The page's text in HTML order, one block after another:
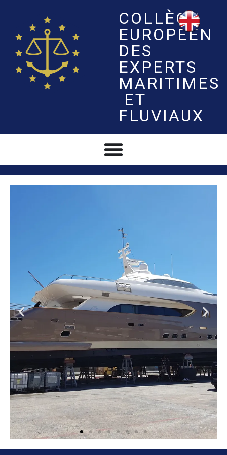
COLLÈGE
EUROPÉEN
DES
EXPERTS
MARITIMES
ET
FLUVIAUX